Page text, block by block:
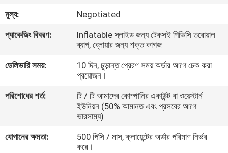
মান
COMPANY
NEWS
সাইট
মূল্য:
Negotiated
প্যাকেজিং বিবরণ:
Inflatable স্লাইড জন্য টেকসই পিভিসি তরোয়াল
ব্যাগ, ব্লোয়ার জন্য শক্ত কাগজ
ডেলিভারি সময়:
10 দিন, চূড়ান্ত প্রেরণ সময় অর্ডার আগে চেক করা
প্রয়োজন।
পরিশোধের শর্ত:
টি / টি আমাদের কোম্পানির একাউন্ট বা ওয়েস্টার্ন
ইউনিয়ন (50% আমানত এবং প্রসবের আগে
ভারসাম্য)
যোগানের ক্ষমতা:
500 পিসি / মাস, ক্লায়েন্টের অর্ডার পরিমাণ নির্ভর
করে।